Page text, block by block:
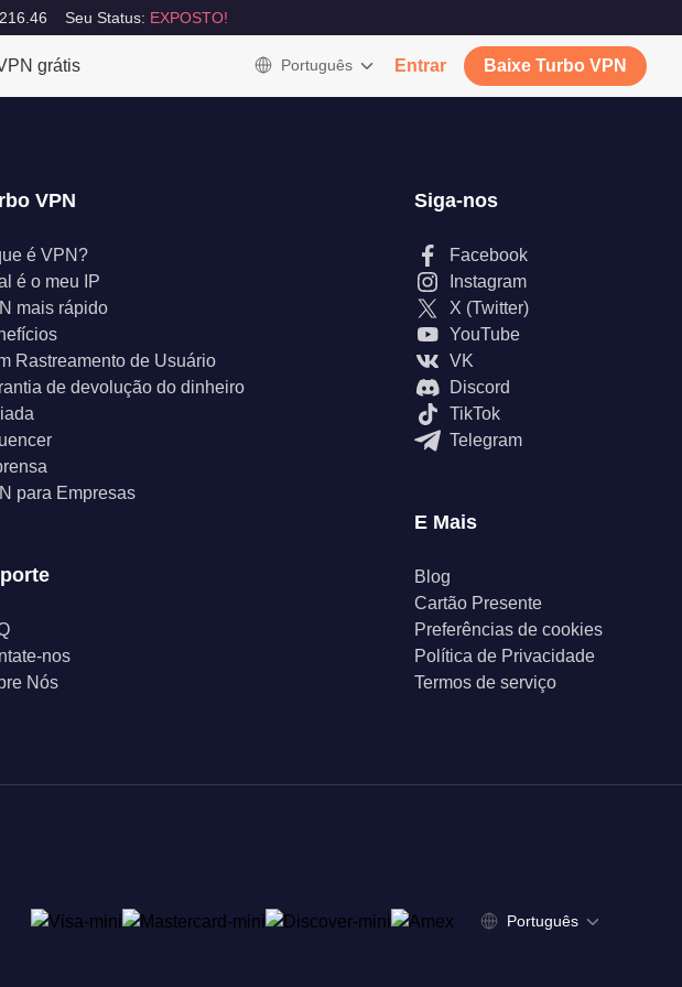
Seu Status: EXPOSTO!
grátis Português Entrar Baixe Turbo VPN
VPN
é VPN?
é o meu IP
mais rápido
Rastreamento de Usuário
de devolução do dinheiro
para Empresas
nos
Nós
Siga-nos
Facebook
Instagram
X (Twitter)
YouTube
VK
Discord
TikTok
Telegram
E Mais
Blog
Cartão Presente
Preferências de cookies
Política de Privacidade
Termos de serviço
Português